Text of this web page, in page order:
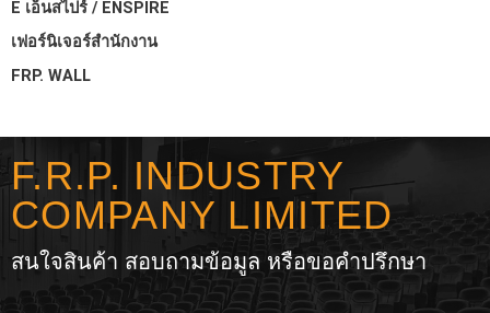
E เอ็นสไปร์ / ENSPIRE
เฟอร์นิเจอร์สำนักงาน
FRP. WALL
F.R.P. INDUSTRY
COMPANY LIMITED
สนใจสินค้า สอบถามข้อมูล หรือขอคำปรึกษา